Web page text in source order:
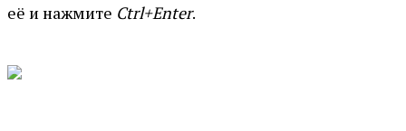
её и нажмите Ctrl+Enter.